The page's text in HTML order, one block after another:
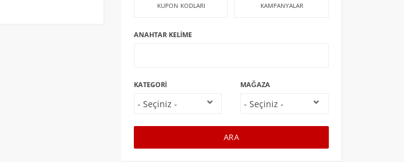
KUPON KODLARI KAMPANYALAR
ANAHTAR KELIME
KATEGORI MAĞAZA
ARA